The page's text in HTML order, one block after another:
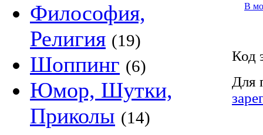
Философия,
Религия (19)
Шоппинг (6)
Юмор, Шутки,
Приколы (14)
В
Код
Для